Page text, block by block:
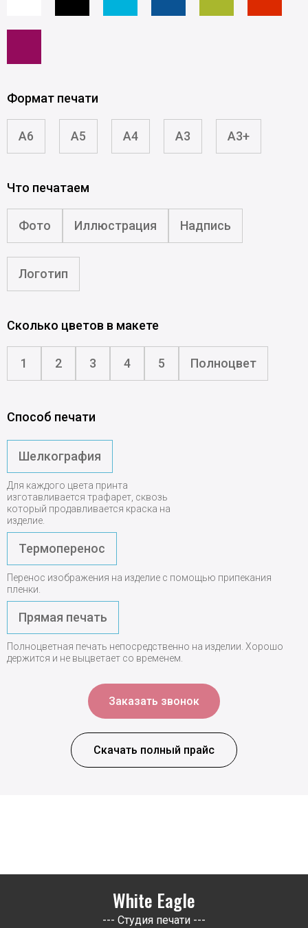
Формат печати
A6 A5 A4 A3 A3+
Что печатаем
Фото Иллюстрация Надпись
Логотип
Сколько цветов в макете
1 2 3 4 5 Полноцвет
Способ печати
Шелкография
Для каждого цвета принта
изготавливается трафарет, сквозь
который продавливается краска на
изделие.
Термоперенос
Перенос изображения на изделие с помощью припекания
пленки.
Прямая печать
Полноцветная печать непосредственно на изделии. Хорошо
держится и не выцветает со временем.
Заказать звонок
Скачать полный прайс
White Eagle
--- Студия печати ---